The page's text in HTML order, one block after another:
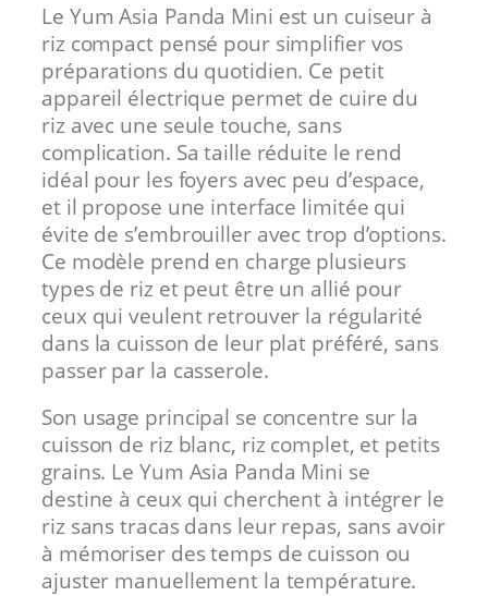
Le Yum Asia Panda Mini est un cuiseur à
riz compact pensé pour simplifier vos
préparations du quotidien. Ce petit
appareil électrique permet de cuire du
riz avec une seule touche, sans
complication. Sa taille réduite le rend
idéal pour les foyers avec peu d’espace,
et il propose une interface limitée qui
évite de s’embrouiller avec trop d’options.
Ce modèle prend en charge plusieurs
types de riz et peut être un allié pour
ceux qui veulent retrouver la régularité
dans la cuisson de leur plat préféré, sans
passer par la casserole.
Son usage principal se concentre sur la
cuisson de riz blanc, riz complet, et petits
grains. Le Yum Asia Panda Mini se
destine à ceux qui cherchent à intégrer le
riz sans tracas dans leur repas, sans avoir
à mémoriser des temps de cuisson ou
ajuster manuellement la température.